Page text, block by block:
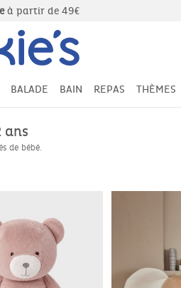
à partir de 49€
BALADE BAIN REPAS THÈMES
ans
de bébé.